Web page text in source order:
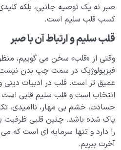
نقشی در شفای قلب ما دارد؟
ذکرهای سلامت قلب کدام است؟
کلید مدیریت سبک زندگی چیست |
محبت خوشبختی بسازیم؟
منشا عشق در انسان چیست؛ ما
ویژگی های او؟
روش درمان بیماری های روحی
برای این بیماری ها وجود دارد؟
صبر نه یک توصیه جانبی، بلکه
کسب قلب سلیم است.
قلب سلیم و ارتباط آن با صبر
وقتی از «قلب» سخن می گوییم،
فیزیولوژیک در سمت چپ بدن
عمیق تر است. قلب در ادبیات دینی
انتخاب است و قلب سلیم قلبی است
حسادت، خشم بی مهار، ناامیدی،
پاک شده باشد. چنین قلبی
را دارد و تنها سرمایه ای است که می
آخرت ببریم.